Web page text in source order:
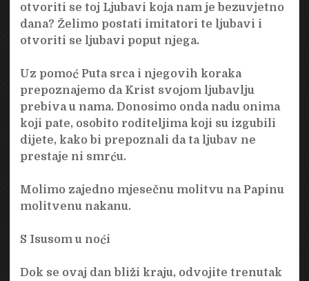
otvoriti se toj Ljubavi koja nam je bezuvjetno
dana? Želimo postati imitatori te ljubavi i
otvoriti se ljubavi poput njega.
Uz pomoć Puta srca i njegovih koraka
prepoznajemo da Krist svojom ljubavlju
prebiva u nama. Donosimo onda nadu onima
koji pate, osobito roditeljima koji su izgubili
dijete, kako bi prepoznali da ta ljubav ne
prestaje ni smrću.
Molimo zajedno mjesečnu molitvu na Papinu
molitvenu nakanu.
S Isusom u noći
Dok se ovaj dan bliži kraju, odvojite trenutak